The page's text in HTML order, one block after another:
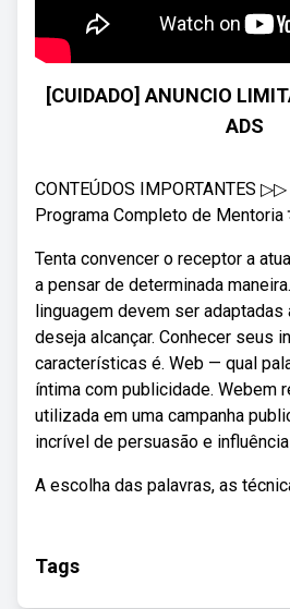
[CUIDADO] ANUNCIO
ADS
CONTEÚDOS IMPORTANTES
Programa Completo de
Tenta convencer o receptor a
a pensar de determinada
linguagem devem ser
deseja alcançar. Conhecer seus
características é. Web — qual
íntima com publicidade. Webem
utilizada em uma campanha
incrível de persuasão e
A escolha das palavras, as
Tags